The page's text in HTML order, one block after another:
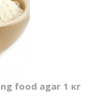
food agar 1 кг